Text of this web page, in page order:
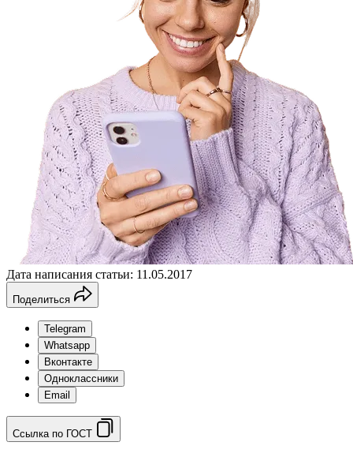
Дата написания статьи: 11.05.2017
Поделиться
Telegram
Whatsapp
Вконтакте
Одноклассники
Email
Ссылка по ГОСТ